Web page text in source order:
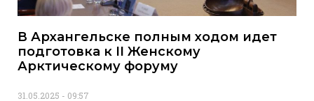
В Архангельске полным ходом идет
подготовка к II Женскому
Арктическому форуму
31.05.2025 09:57